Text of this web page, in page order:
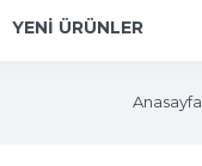
YENİ ÜRÜNLER
Anasayfa